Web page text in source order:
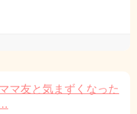
マ友と気まずくなった